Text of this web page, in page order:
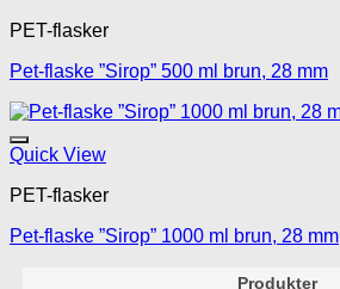
PET-flasker
Pet-flaske ”Sirop” 500 ml brun, 28 mm
Quick View
PET-flasker
Pet-flaske ”Sirop” 1000 ml brun, 28 mm
Produkter